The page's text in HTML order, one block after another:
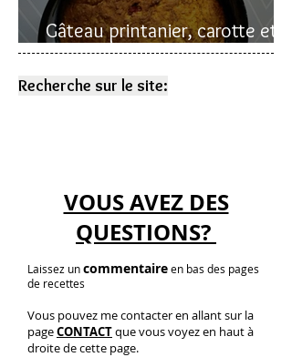
Gâteau printanier, carotte et
rhubarbe
Recherche sur le site:
VOUS AVEZ DES
QUESTIONS?
Laissez uncommentaireen bas des pages
de recettes
Vous pouvez me contacter en allant sur la
pageCONTACTque vous voyez en haut à
droite de cette page.